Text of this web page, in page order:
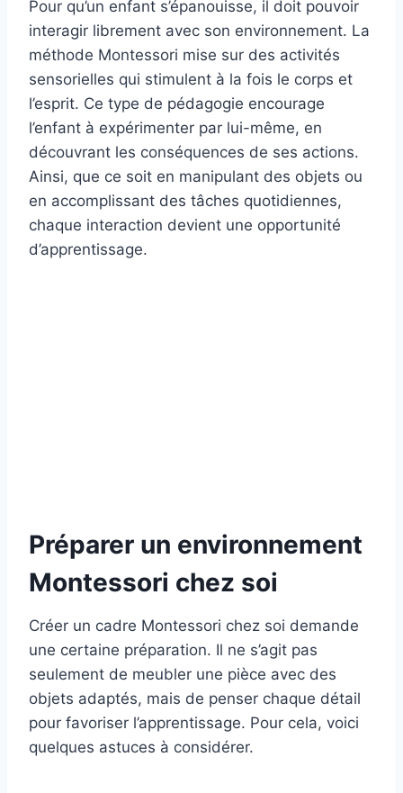
Pour qu’un enfant s’épanouisse, il doit pouvoir
interagir librement avec son environnement. La
méthode Montessori mise sur des activités
sensorielles qui stimulent à la fois le corps et
l’esprit. Ce type de pédagogie encourage
l’enfant à expérimenter par lui-même, en
découvrant les conséquences de ses actions.
Ainsi, que ce soit en manipulant des objets ou
en accomplissant des tâches quotidiennes,
chaque interaction devient une opportunité
d’apprentissage.
Préparer un environnement
Montessori chez soi
Créer un cadre Montessori chez soi demande
une certaine préparation. Il ne s’agit pas
seulement de meubler une pièce avec des
objets adaptés, mais de penser chaque détail
pour favoriser l’apprentissage. Pour cela, voici
quelques astuces à considérer.